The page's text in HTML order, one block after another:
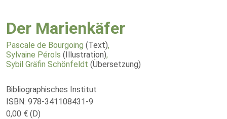
Der Marienkäfer
Pascale de Bourgoing (Text),
Sylvaine Pérols (Illustration),
Sybil Gräfin Schönfeldt (Übersetzung)
Bibliographisches Institut
ISBN: 978-341108431-9
0,00 € (D)